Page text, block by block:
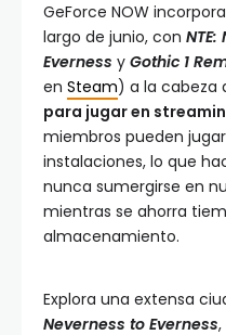
GeForce NOW
largo de junio, con
Everness y Gothic 1
en Steam) a la cabeza
para jugar en
miembros pueden
instalaciones, lo que
nunca sumergirse en
mientras se ahorra
almacenamiento.
Explora una extensa
Neverness to Everness